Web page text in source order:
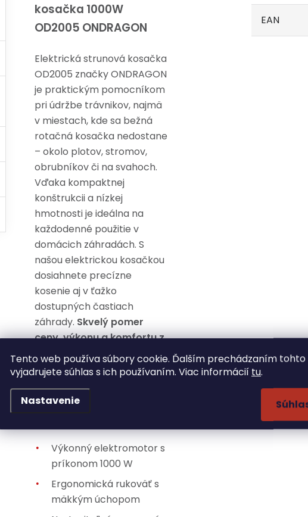
Tento web používa súbory cookie. Ďalším prechádzaním tohto
vyjadrujete súhlas s ich používaním. Viac informácií tu.
Nastavenie
kosačka 1000W
OD2005 ONDRAGON
Elektrická strunová kosačka
OD2005 značky ONDRAGON
je praktickým pomocníkom
pri údržbe trávnikov, najmä
v miestach, kde sa bežná
rotačná kosačka nedostane
– okolo plotov, stromov,
obrubníkov či na svahoch.
Vďaka kompaktnej
konštrukcii a nízkej
hmotnosti je ideálna na
každodenné použitie v
domácich záhradách. S
našou elektrickou kosačkou
dosiahnete precízne
kosenie aj v ťažko
dostupných častiach
záhrady. Skvelý pomer
ceny, výkonu a komfortu z
nej robí ideálny nástroj pre
každého hobby
Výkonný elektromotor s
príkonom 1000 W
Ergonomická rukoväť s
mäkkým úchopom
EAN